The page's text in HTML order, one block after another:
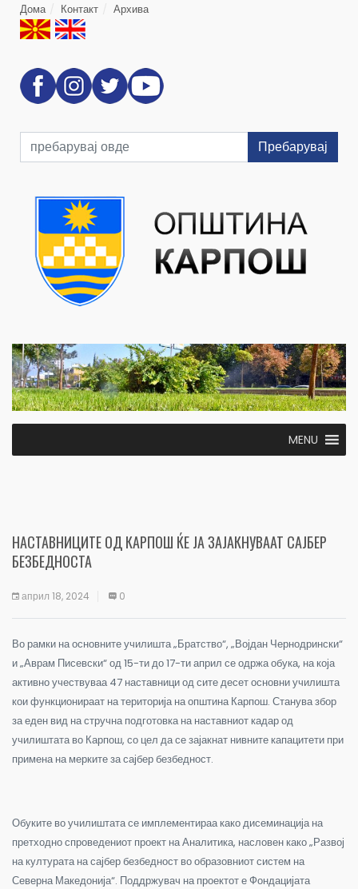
Дома Контакт Архива
Пребарувај
MENU
НАСТАВНИЦИТЕ ОД КАРПОШ ЌЕ ЈА ЗАЈАКНУВААТ САЈБЕР
БЕЗБЕДНОСТА
април 18, 2024 0
Во рамки на основните училишта „Братство“, „Војдан Чернодрински“
и „Аврам Писевски“ од 15-ти до 17-ти април се одржа обука, на која
активно учествуваа 47 наставници од сите десет основни училишта
кои функционираат на територија на општина Карпош. Станува збор
за еден вид на стручна подготовка на наставниот кадар од
училиштата во Карпош, со цел да се зајакнат нивните капацитети при
примена на мерките за сајбер безбедност.
Обуките во училиштата се имплементираа како дисеминација на
претходно спроведениот проект на Аналитика, насловен како „Развој
на културата на сајбер безбедност во образовниот систем на
Северна Македонија“. Поддржувач на проектот е Фондацијата